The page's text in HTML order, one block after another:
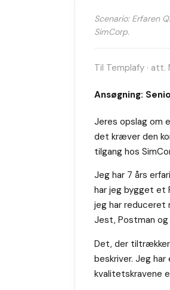
Scenario: Erfaren
SimCorp.
Til Templafy · att.
Ansøgning:
Jeres opslag om
det kræver den
tilgang hos
Jeg har 7 års
har jeg bygget et
jeg har reduceret
Jest, Postman og
Det, der tiltrækker
beskriver. Jeg
kvalitetskravene